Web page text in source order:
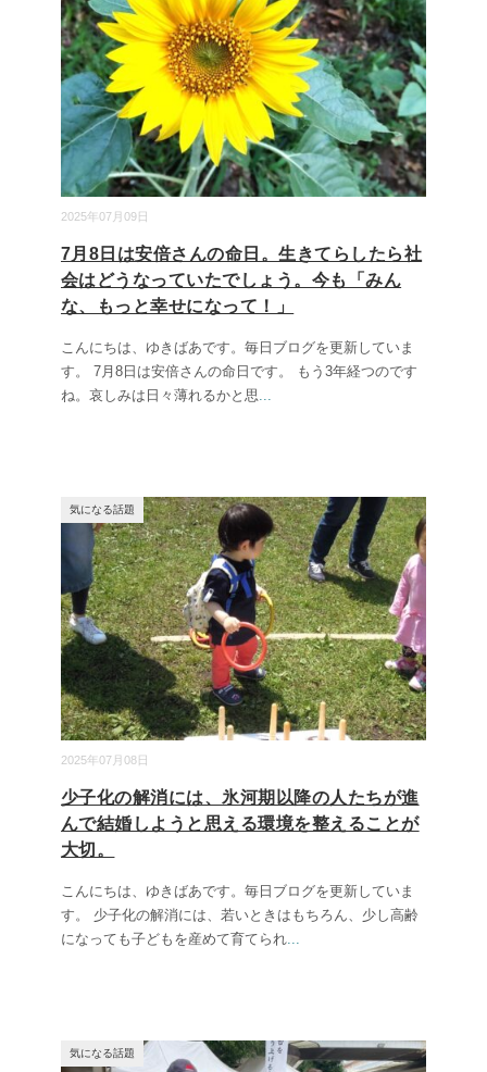
2025年07月09日
7月8日は安倍さんの命日。生きてらしたら社
会はどうなっていたでしょう。今も「みん
な、もっと幸せになって！」
こんにちは、ゆきばあです。毎日ブログを更新していま
す。 7月8日は安倍さんの命日です。 もう3年経つのです
ね。哀しみは日々薄れるかと思...
2025年07月08日
気になる話題
少子化の解消には、氷河期以降の人たちが進
んで結婚しようと思える環境を整えることが
大切。
こんにちは、ゆきばあです。毎日ブログを更新していま
す。 少子化の解消には、若いときはもちろん、少し高齢
になっても子どもを産めて育てられ...
気になる話題